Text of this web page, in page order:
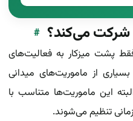
شرکت می‌کند؟ #
پشت میزکار به فعالیت‌های
بسیاری از ماموریت‌های میدانی
این ماموریت‌ها متناسب با
تنظیم می‌شوند.